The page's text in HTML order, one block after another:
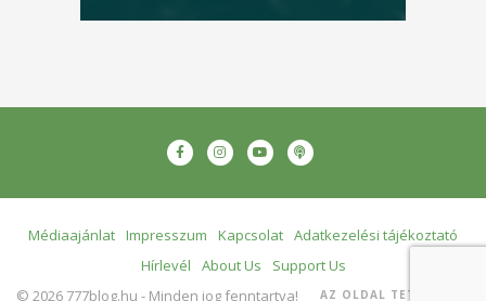
Médiaajánlat Impresszum Kapcsolat Adatkezelési tájékoztató
Hírlevél
About Us
Support Us
© 2026 777blog.hu - Minden jog fenntartva!
AZ OLDAL TETEJÉRE